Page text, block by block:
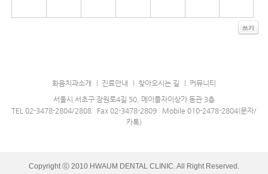
쓰기
화음치과소개 진료안내 찾아오시는 길
커뮤니티
서울시 서초구 잠원로4길 50, 메이플자이상가 동관 3층
TEL 02-3478-2804/2808 Fax 02-3478-2809 Mobile 010-2478-2804(문자/
카톡)
Copyright ⓒ 2010 HWAUM DENTAL CLINIC. All Right Reserved.